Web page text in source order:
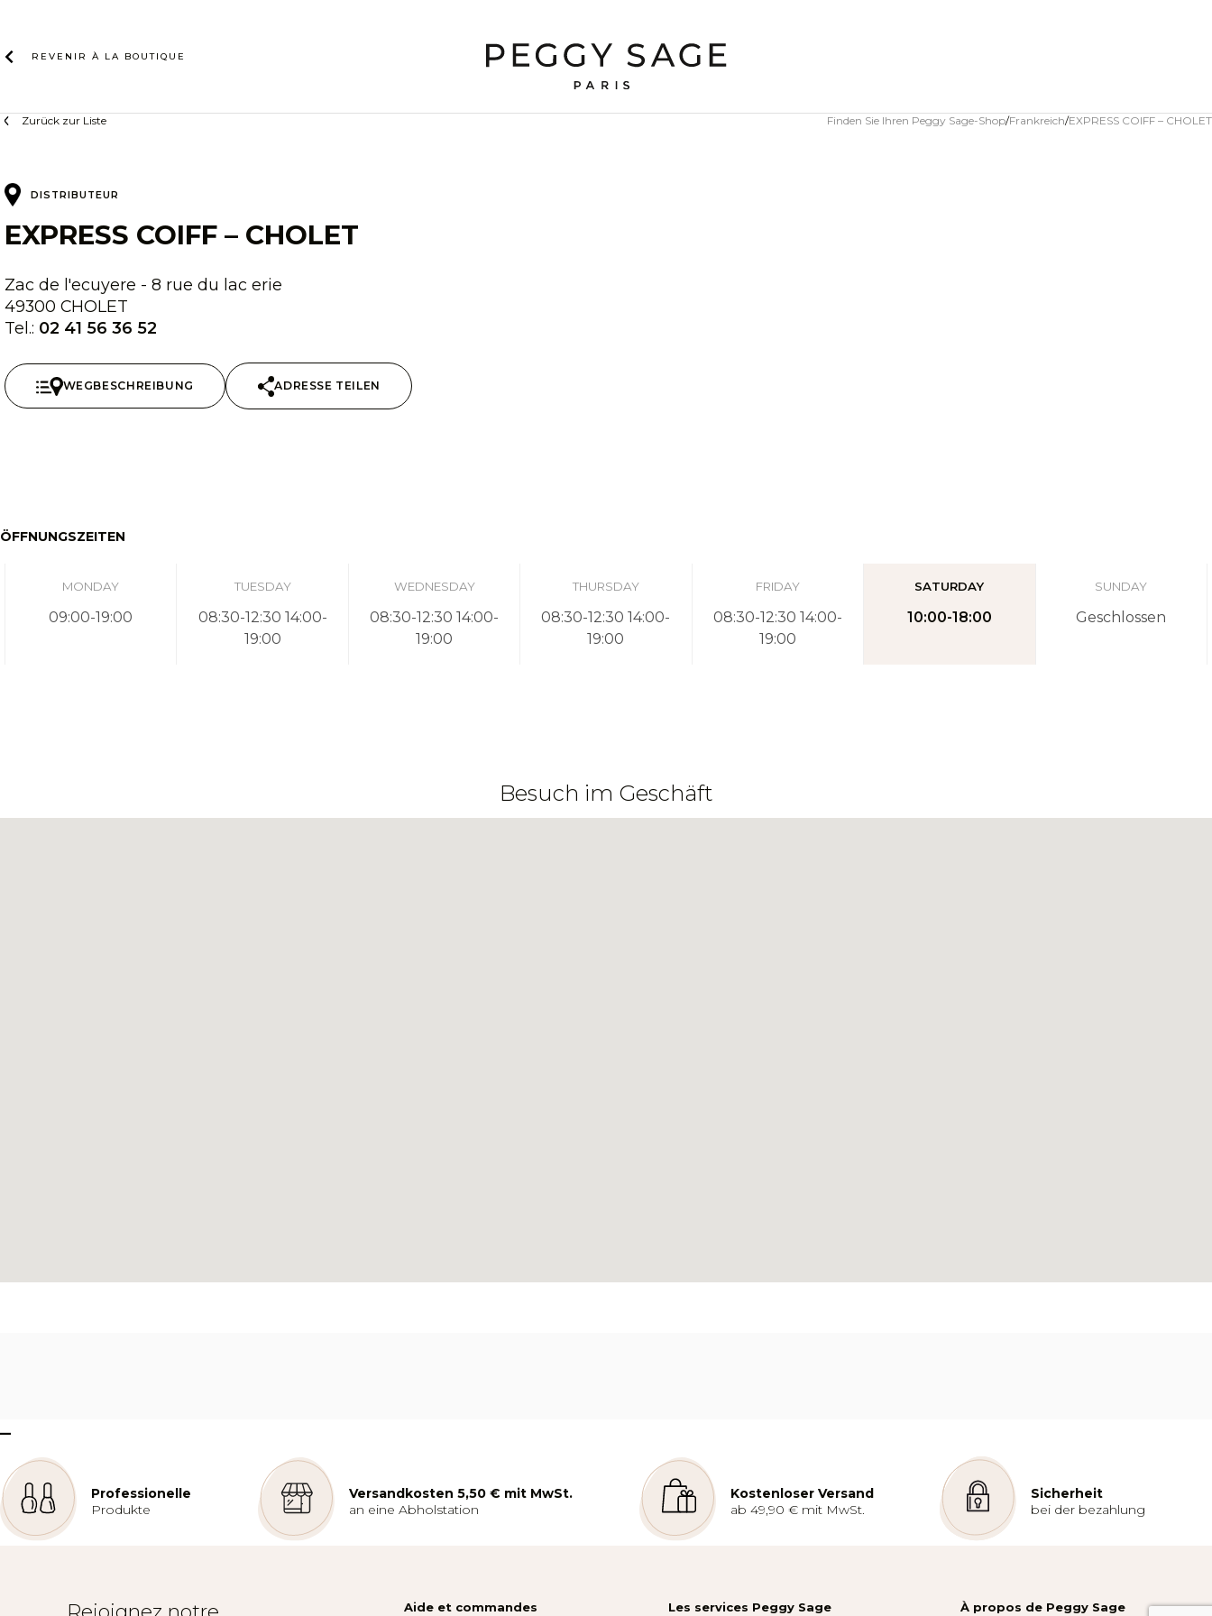
REVENIR À LA BOUTIQUE
Zurück zur Liste Finden Sie Ihren Peggy Sage-Shop Frankreich EXPRESS COIFF – CHOLET
DISTRIBUTEUR
EXPRESS COIFF – CHOLET
Zac de l'ecuyere - 8 rue du lac erie
49300 CHOLET
Tel.: 02 41 56 36 52
WEGBESCHREIBUNG ADRESSE TEILEN
ÖFFNUNGSZEITEN
MONDAY
09:00-19:00
TUESDAY
08:30-12:30 14:00-
19:00
WEDNESDAY
08:30-12:30 14:00-
19:00
THURSDAY
08:30-12:30 14:00-
19:00
FRIDAY
08:30-12:30 14:00-
19:00
SATURDAY
10:00-18:00
SUNDAY
Geschlossen
Besuch im Geschäft
–
Professionelle
Produkte
Versandkosten 5,50 € mit MwSt.
an eine Abholstation
Kostenloser Versand
ab 49,90 € mit MwSt.
Sicherheit
bei der bezahlung
Aide et commandes Les services Peggy Sage À propos de Peggy Sage